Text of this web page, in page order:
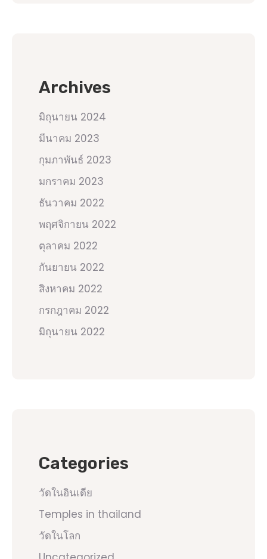
Archives
มิถุนายน 2024
มีนาคม 2023
กุมภาพันธ์ 2023
มกราคม 2023
ธันวาคม 2022
พฤศจิกายน 2022
ตุลาคม 2022
กันยายน 2022
สิงหาคม 2022
กรกฎาคม 2022
มิถุนายน 2022
Categories
วัดในอินเดีย
Temples in thailand
วัดในโลก